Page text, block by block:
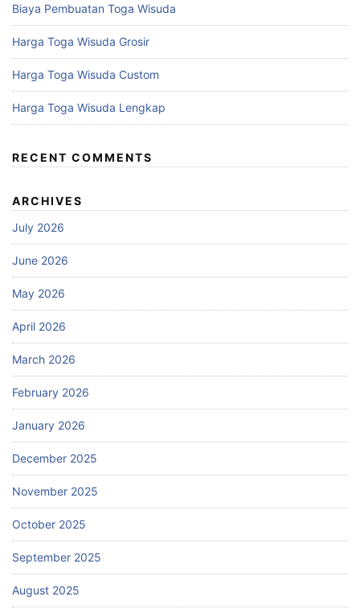
Biaya Pembuatan Toga Wisuda
Harga Toga Wisuda Grosir
Harga Toga Wisuda Custom
Harga Toga Wisuda Lengkap
RECENT COMMENTS
ARCHIVES
July 2026
June 2026
May 2026
April 2026
March 2026
February 2026
January 2026
December 2025
November 2025
October 2025
September 2025
August 2025